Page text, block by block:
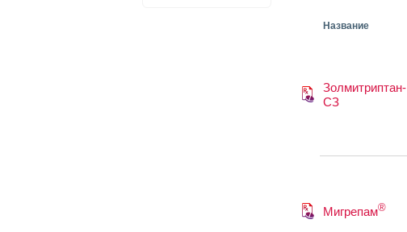
Название
Золмитриптан-
СЗ
Мигрепам®